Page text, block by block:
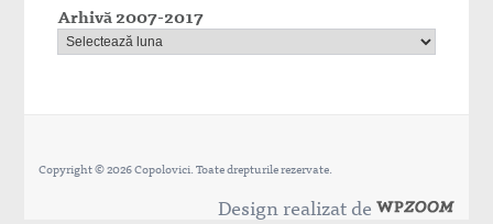
Arhivă 2007-2017
Copyright © 2026 Copolovici. Toate drepturile rezervate.
Design realizat de